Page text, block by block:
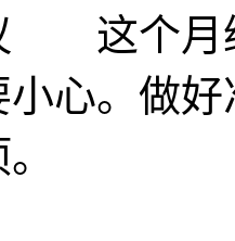
个月继
心。做